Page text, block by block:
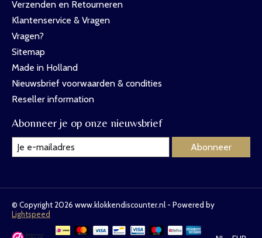
Verzenden en Retourneren
Klantenservice & Vragen
Vragen?
Sitemap
Made in Holland
Nieuwsbrief voorwaarden & condities
Reseller information
Abonneer je op onze nieuwsbrief
Abonneer
© Copyright 2026 www.klokkendiscounter.nl - Powered by
Lightspeed